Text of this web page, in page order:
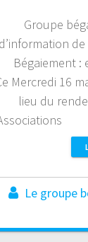
Groupe
d’information
Bégaiement
Mercredi 16
lieu du
Le groupe